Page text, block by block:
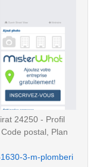
24250 - Profil
postal, Plan
3-m-plomberi